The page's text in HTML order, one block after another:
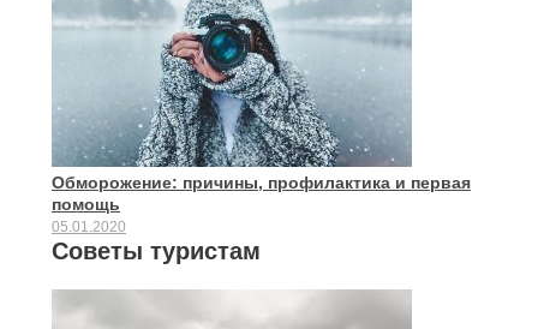
Обморожение: причины, профилактика и первая
помощь
05.01.2020
Советы туристам